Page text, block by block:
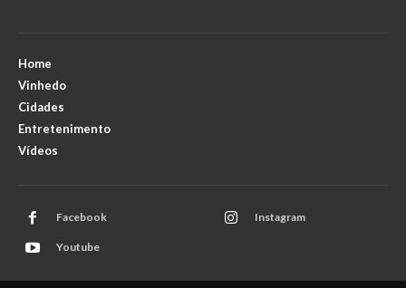
Home
Vinhedo
Cidades
Entretenimento
Vídeos
Facebook Instagram
Youtube